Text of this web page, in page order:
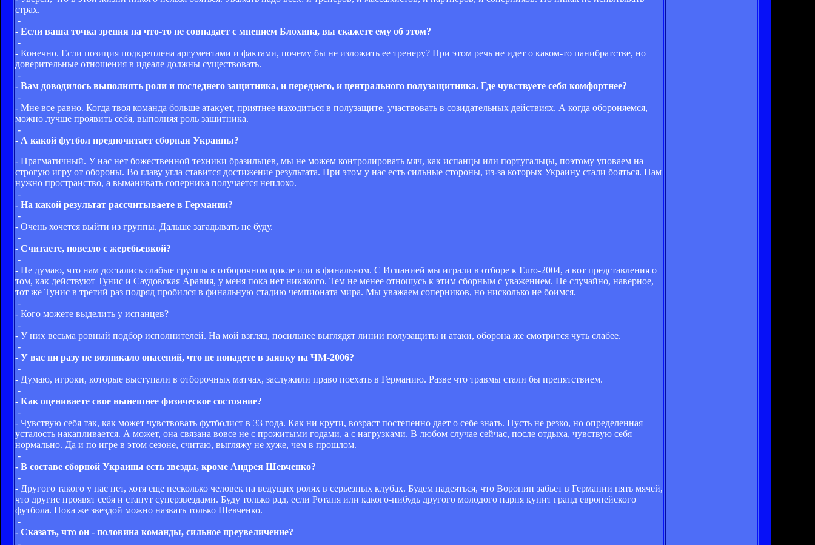
страх.
-
- Если ваша точка зрения на что-то не совпадает с мнением Блохина, вы скажете ему об этом?
-
- Конечно. Если позиция подкреплена аргументами и фактами, почему бы не изложить ее тренеру? При этом речь не идет о каком-то панибратстве, но
доверительные отношения в идеале должны существовать.
-
- Вам доводилось выполнять роли и последнего защитника, и переднего, и центрального полузащитника. Где чувствуете себя комфортнее?
-
- Мне все равно. Когда твоя команда больше атакует, приятнее находиться в полузащите, участвовать в созидательных действиях. А когда обороняемся,
можно лучше проявить себя, выполняя роль защитника.
-
- А какой футбол предпочитает сборная Украины?
- Прагматичный. У нас нет божественной техники бразильцев, мы не можем контролировать мяч, как испанцы или португальцы, поэтому уповаем на
строгую игру от обороны. Во главу угла ставится достижение результата. При этом у нас есть сильные стороны, из-за которых Украину стали бояться. Нам
нужно пространство, а выманивать соперника получается неплохо.
-
- На какой результат рассчитываете в Германии?
-
- Очень хочется выйти из группы. Дальше загадывать не буду.
-
- Считаете, повезло с жеребьевкой?
-
- Не думаю, что нам достались слабые группы в отборочном цикле или в финальном. С Испанией мы играли в отборе к Euro-2004, а вот представления о
том, как действуют Тунис и Саудовская Аравия, у меня пока нет никакого. Тем не менее отношусь к этим сборным с уважением. Не случайно, наверное,
тот же Тунис в третий раз подряд пробился в финальную стадию чемпионата мира. Мы уважаем соперников, но нисколько не боимся.
-
- Кого можете выделить у испанцев?
-
- У них весьма ровный подбор исполнителей. На мой взгляд, посильнее выглядят линии полузащиты и атаки, оборона же смотрится чуть слабее.
-
- У вас ни разу не возникало опасений, что не попадете в заявку на ЧМ-2006?
-
- Думаю, игроки, которые выступали в отборочных матчах, заслужили право поехать в Германию. Разве что травмы стали бы препятствием.
-
- Как оцениваете свое нынешнее физическое состояние?
-
- Чувствую себя так, как может чувствовать футболист в 33 года. Как ни крути, возраст постепенно дает о себе знать. Пусть не резко, но определенная
усталость накапливается. А может, она связана вовсе не с прожитыми годами, а с нагрузками. В любом случае сейчас, после отдыха, чувствую себя
нормально. Да и по игре в этом сезоне, считаю, выгляжу не хуже, чем в прошлом.
-
- В составе сборной Украины есть звезды, кроме Андрея Шевченко?
-
- Другого такого у нас нет, хотя еще несколько человек на ведущих ролях в серьезных клубах. Будем надеяться, что Воронин забьет в Германии пять мячей,
что другие проявят себя и станут суперзвездами. Буду только рад, если Ротаня или какого-нибудь другого молодого парня купит гранд европейского
футбола. Пока же звездой можно назвать только Шевченко.
-
- Сказать, что он - половина команды, сильное преувеличение?
-